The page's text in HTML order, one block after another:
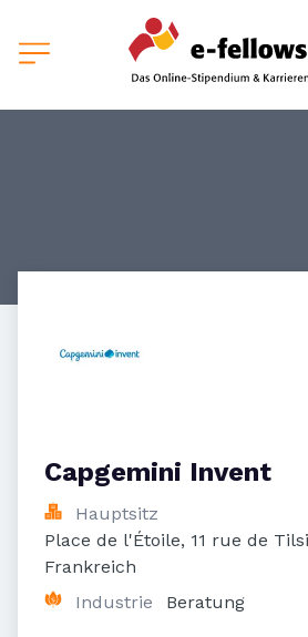
Capgemini Invent
Hauptsitz
Place de l'Étoile, 11 rue de
Frankreich
Industrie
Beratung